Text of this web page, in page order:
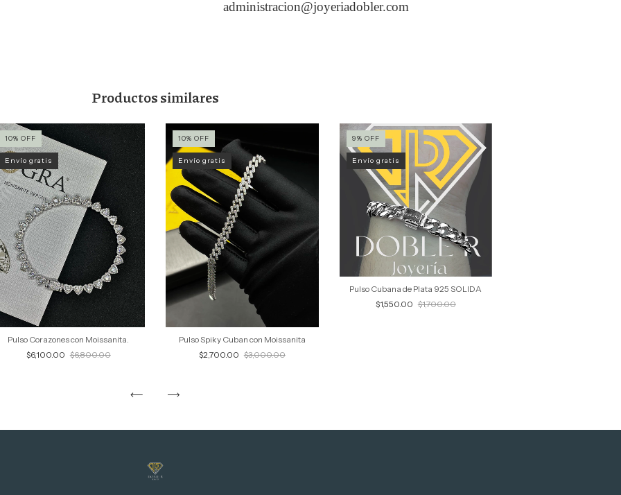
administracion@joyeriadobler.com
Productos similares
10% OFF
Envío gratis
Pulso Corazones con Moissanita.
$6,100.00 $6,800.00
10% OFF
Envío gratis
Pulso Spiky Cuban con Moissanita
$2,700.00 $3,000.00
9% OFF
Envío gratis
Pulso Cubana de Plata 925 SOLIDA
$1,550.00 $1,700.00